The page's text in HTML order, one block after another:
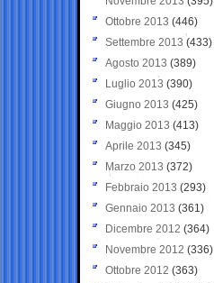
Ottobre 2013 (446)
Settembre 2013 (433)
Agosto 2013 (389)
Luglio 2013 (390)
Giugno 2013 (425)
Maggio 2013 (413)
Aprile 2013 (345)
Marzo 2013 (372)
Febbraio 2013 (293)
Gennaio 2013 (361)
Dicembre 2012 (364)
Novembre 2012 (336)
Ottobre 2012 (363)